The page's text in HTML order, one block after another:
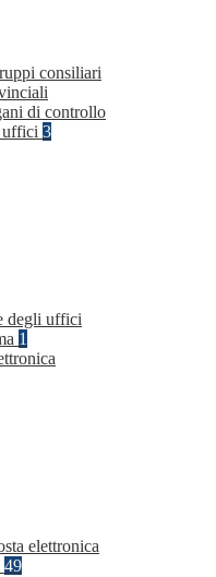
consiliari
di controllo
uffici 3
degli uffici
1
elettronica
49